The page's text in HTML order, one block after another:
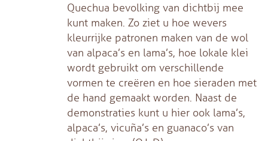
Quechua bevolking van dichtbij mee
kunt maken. Zo ziet u hoe wevers
kleurrijke patronen maken van de wol
van alpaca’s en lama’s, hoe lokale klei
wordt gebruikt om verschillende
vormen te creëren en hoe sieraden met
de hand gemaakt worden. Naast de
demonstraties kunt u hier ook lama’s,
alpaca’s, vicuña’s en guanaco’s van